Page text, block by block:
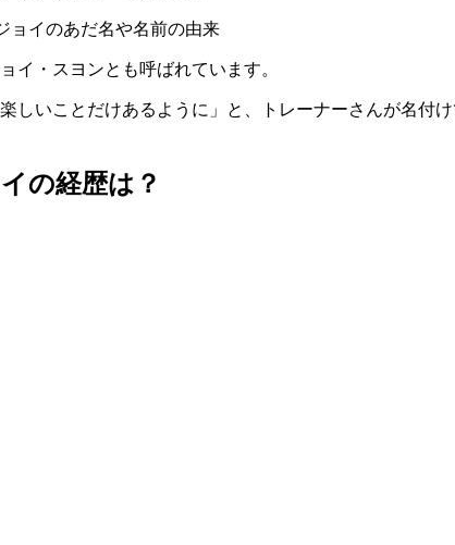
ョイのあだ名や名前の由来
イ・スヨンとも呼ばれています。
楽しいことだけあるように」と、トレーナーさんが名付
の経歴は？